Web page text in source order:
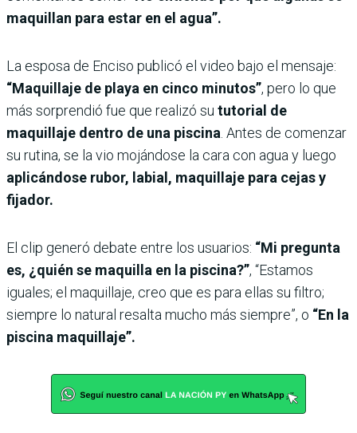
maquillan para estar en el agua”.
La esposa de Enciso publicó el video bajo el mensaje:
“Maquillaje de playa en cinco minutos”, pero lo que
más sorprendió fue que realizó su tutorial de
maquillaje dentro de una piscina . Antes de comenzar
su rutina, se la vio mojándose la cara con agua y luego
aplicándose rubor, labial, maquillaje para cejas y
fijador.
El clip generó debate entre los usuarios: “Mi pregunta
es, ¿quién se maquilla en la piscina?”, “Estamos
iguales; el maquillaje, creo que es para ellas su filtro;
siempre lo natural resalta mucho más siempre”, o “En la
piscina maquillaje”.